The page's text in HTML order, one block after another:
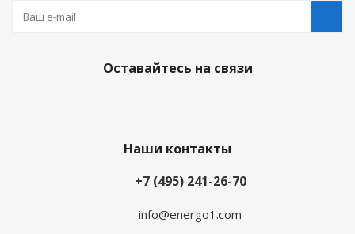
Оставайтесь на связи
Наши контакты
+7 (495) 241-26-70
info@energo1.com